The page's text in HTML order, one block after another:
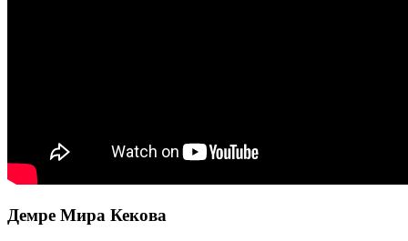
Демре Мира Кекова